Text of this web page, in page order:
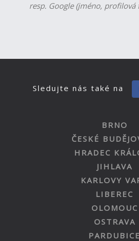
resp. Google (jméno,
Sledujte nás také na
BRNO
ČESKÉ
HRADEC
JIHLAVA
KARLOVY
LIBEREC
OLOMOUC
OSTRAVA
PARDUBICE